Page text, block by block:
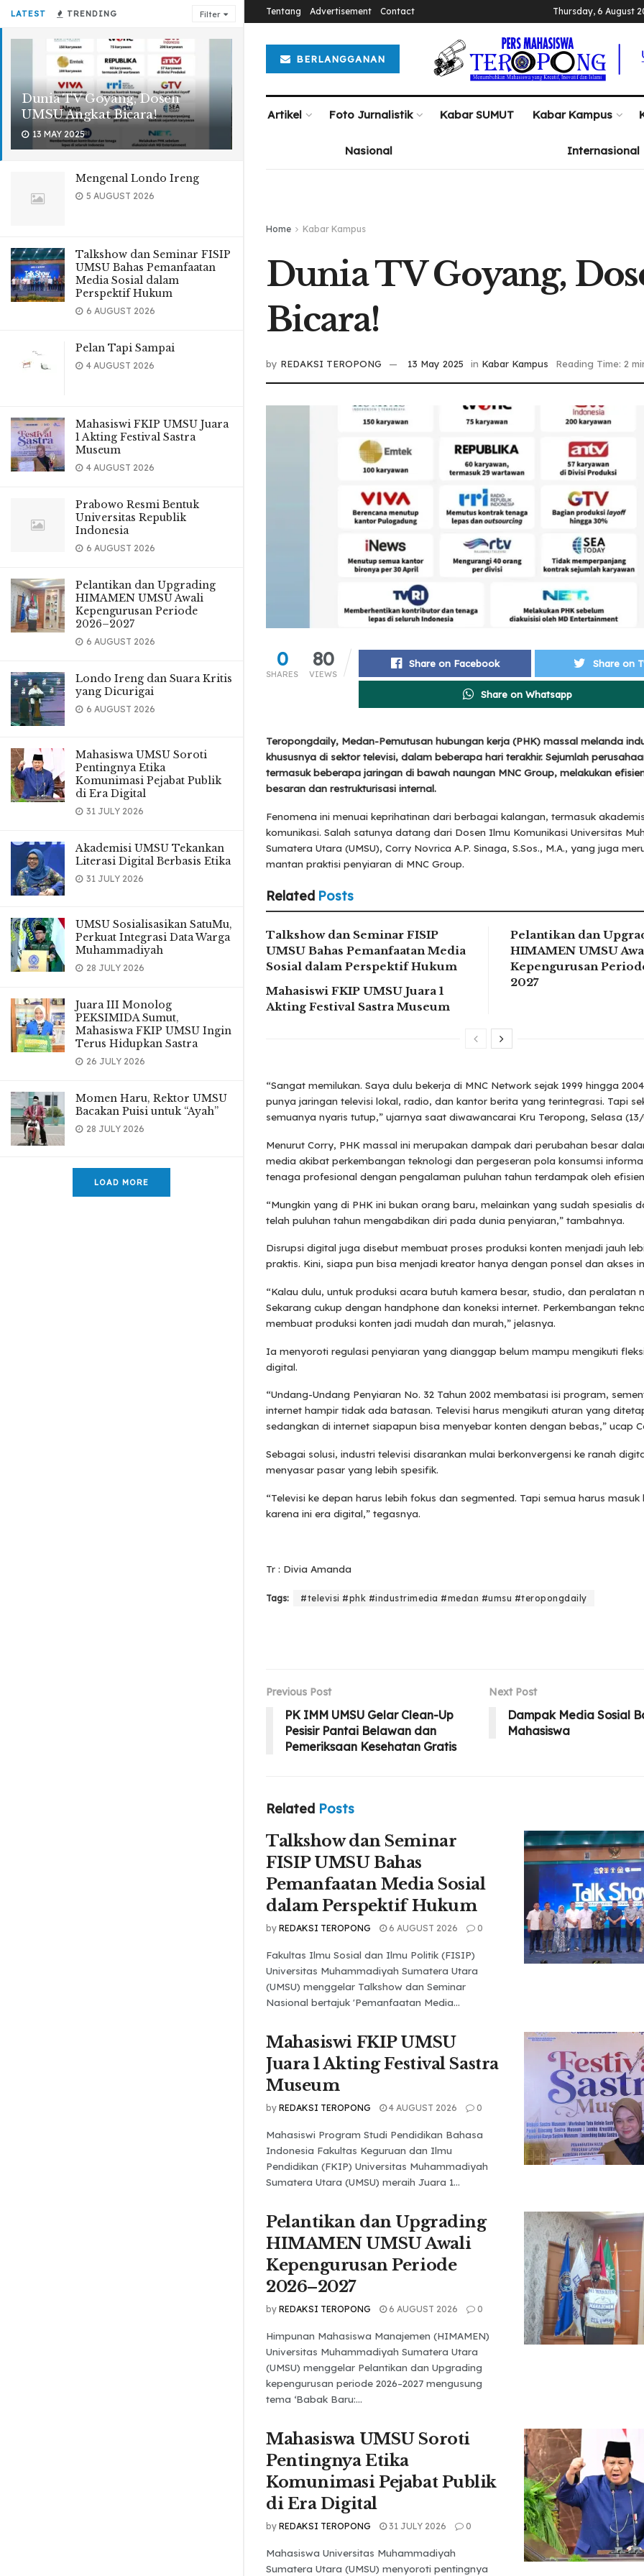
LATEST TRENDING Filter
Dunia TV Goyang, Dosen
UMSU Angkat Bicara!
13 MAY 2025
Mengenal Londo Ireng
5 AUGUST 2026
Talkshow dan Seminar FISIP
UMSU Bahas Pemanfaatan
Media Sosial dalam
Perspektif Hukum
6 AUGUST 2026
Pelan Tapi Sampai
4 AUGUST 2026
Mahasiswi FKIP UMSU Juara
1 Akting Festival Sastra
Museum
4 AUGUST 2026
Prabowo Resmi Bentuk
Universitas Republik
Indonesia
6 AUGUST 2026
Pelantikan dan Upgrading
HIMAMEN UMSU Awali
Kepengurusan Periode
2026–2027
6 AUGUST 2026
Londo Ireng dan Suara Kritis
yang Dicurigai
6 AUGUST 2026
Mahasiswa UMSU Soroti
Pentingnya Etika
Komunimasi Pejabat Publik
di Era Digital
31 JULY 2026
Akademisi UMSU Tekankan
Literasi Digital Berbasis Etika
31 JULY 2026
UMSU Sosialisasikan SatuMu,
Perkuat Integrasi Data Warga
Muhammadiyah
28 JULY 2026
Juara III Monolog
PEKSIMIDA Sumut,
Mahasiswa FKIP UMSU Ingin
Terus Hidupkan Sastra
26 JULY 2026
Momen Haru, Rektor UMSU
Bacakan Puisi untuk “Ayah”
28 JULY 2026
LOAD MORE
Tentang Advertisement Contact Thursday, 6 August
BERLANGGANAN
Artikel Foto Jurnalistik Kabar SUMUT Kabar Kampus
Nasional Internasional
Home Kabar Kampus
Dunia TV Goyang,
Bicara!
by REDAKSI TEROPONG 13 May 2025 in Kabar Kampus Reading Time: 2
0
SHARES
80
VIEWS
Share on Facebook Share on
Share on Whatsapp
Teropongdaily, Medan-Pemutusan hubungan kerja (PHK) massal melanda
khususnya di sektor televisi, dalam beberapa hari terakhir. Sejumlah
termasuk beberapa jaringan di bawah naungan MNC Group, melakukan
besaran dan restrukturisasi internal.
Fenomena ini menuai keprihatinan dari berbagai kalangan, termasuk
komunikasi. Salah satunya datang dari Dosen Ilmu Komunikasi Universitas
Sumatera Utara (UMSU), Corry Novrica A.P. Sinaga, S.Sos., M.A., yang juga
mantan praktisi penyiaran di MNC Group.
Related Posts
Talkshow dan Seminar FISIP
UMSU Bahas Pemanfaatan Media
Sosial dalam Perspektif Hukum
Mahasiswi FKIP UMSU Juara 1
Akting Festival Sastra Museum
Pelantikan dan
HIMAMEN UMSU
Kepengurusan
2027
“Sangat memilukan. Saya dulu bekerja di MNC Network sejak 1999 hingga
punya jaringan televisi lokal, radio, dan kantor berita yang terintegrasi. Tapi
semuanya nyaris tutup,” ujarnya saat diwawancarai Kru Teropong, Selasa (13/
Menurut Corry, PHK massal ini merupakan dampak dari perubahan besar
media akibat perkembangan teknologi dan pergeseran pola konsumsi
tenaga profesional dengan pengalaman puluhan tahun terdampak oleh
“Mungkin yang di PHK ini bukan orang baru, melainkan yang sudah spesialis
telah puluhan tahun mengabdikan diri pada dunia penyiaran,” tambahnya.
Disrupsi digital juga disebut membuat proses produksi konten menjadi jauh
praktis. Kini, siapa pun bisa menjadi kreator hanya dengan ponsel dan akses
“Kalau dulu, untuk produksi acara butuh kamera besar, studio, dan peralatan
Sekarang cukup dengan handphone dan koneksi internet. Perkembangan
membuat produksi konten jadi mudah dan murah,” jelasnya.
Ia menyoroti regulasi penyiaran yang dianggap belum mampu mengikuti
digital.
“Undang-Undang Penyiaran No. 32 Tahun 2002 membatasi isi program,
internet hampir tidak ada batasan. Televisi harus mengikuti aturan yang
sedangkan di internet siapapun bisa menyebar konten dengan bebas,” ucap
Sebagai solusi, industri televisi disarankan mulai berkonvergensi ke ranah
menyasar pasar yang lebih spesifik.
“Televisi ke depan harus lebih fokus dan segmented. Tapi semua harus masuk
karena ini era digital,” tegasnya.
Tr : Divia Amanda
Tags: #televisi #phk #industrimedia #medan #umsu #teropongdaily
Previous Post
PK IMM UMSU Gelar Clean-Up
Pesisir Pantai Belawan dan
Pemeriksaan Kesehatan Gratis
Next Post
Dampak Media Sosial
Mahasiswa
Related Posts
Talkshow dan Seminar
FISIP UMSU Bahas
Pemanfaatan Media Sosial
dalam Perspektif Hukum
by REDAKSI TEROPONG 6 AUGUST 2026 0
Fakultas Ilmu Sosial dan Ilmu Politik (FISIP)
Universitas Muhammadiyah Sumatera Utara
(UMSU) menggelar Talkshow dan Seminar
Nasional bertajuk 'Pemanfaatan Media...
Mahasiswi FKIP UMSU
Juara 1 Akting Festival Sastra
Museum
by REDAKSI TEROPONG 4 AUGUST 2026 0
Mahasiswi Program Studi Pendidikan Bahasa
Indonesia Fakultas Keguruan dan Ilmu
Pendidikan (FKIP) Universitas Muhammadiyah
Sumatera Utara (UMSU) meraih Juara 1...
Pelantikan dan Upgrading
HIMAMEN UMSU Awali
Kepengurusan Periode
2026–2027
by REDAKSI TEROPONG 6 AUGUST 2026 0
Himpunan Mahasiswa Manajemen (HIMAMEN)
Universitas Muhammadiyah Sumatera Utara
(UMSU) menggelar Pelantikan dan Upgrading
kepengurusan periode 2026–2027 mengusung
tema ‘Babak Baru:...
Mahasiswa UMSU Soroti
Pentingnya Etika
Komunimasi Pejabat Publik
di Era Digital
by REDAKSI TEROPONG 31 JULY 2026 0
Mahasiswa Universitas Muhammadiyah
Sumatera Utara (UMSU) menyoroti pentingnya